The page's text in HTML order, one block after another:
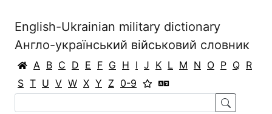
English-Ukrainian military dictionary
Англо-український військовий словник
A B C D E F G H I J K L M N O P Q R
S T U V W X Y Z 0-9